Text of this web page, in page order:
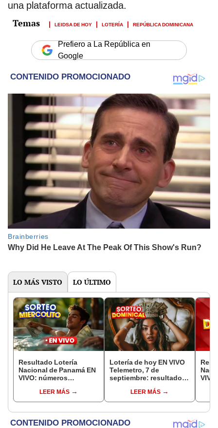
una plataforma actualizada.
LEIDSA DE HOY LOTERÍA REPÚBLICA DOMINICANA
Prefiero a La República en
Google
LO MÁS VISTO LO ÚLTIMO
Resultado Lotería
Nacional de Panamá EN
VIVO: números
de hoy, Sorteo
Miercolito, vía Telemetro
LEER MÁS
Lotería de hoy EN VIVO
Telemetro, 7 de
septiembre: resultados
Panamá vía TVN
LEER MÁS